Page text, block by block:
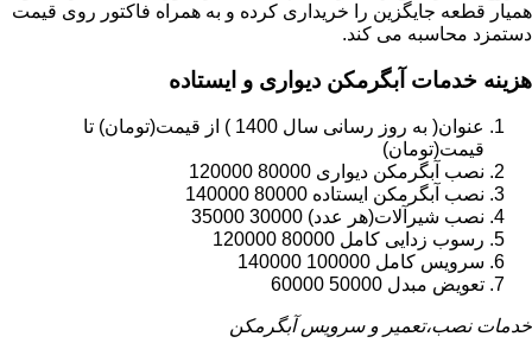
همیار قطعه جایگزین را خریداری کرده و به همراه فاکتور روی قیمت
دستمزد محاسبه می کند.
هزینه خدمات آبگرمکن دیواری و ایستاده
عنوان( به روز رسانی سال 1400 ) از قیمت(تومان) تا
قیمت(تومان)
نصب آبگرمکن دیواری 80000 120000
نصب آبگرمکن ایستاده 80000 140000
نصب شیرآلات(هر عدد) 30000 35000
رسوب زدایی کامل 80000 120000
سرویس کامل 100000 140000
تعویض مبدل 50000 60000
خدمات نصب،تعمیر و سرویس آبگرمکن